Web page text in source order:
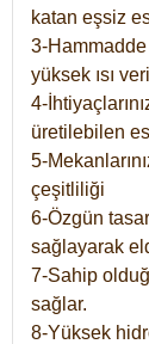
katan eşsiz
3-Hammadde
yüksek ısı
4-
üretilebilen
5-
çeşitliliği
6-Özgün
sağlayarak
7-Sahip
sağlar.
8-Yüksek